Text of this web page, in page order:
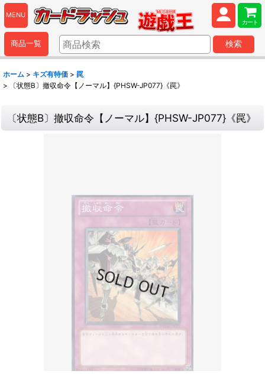
MENU
カート
商品一覧 検索
ホーム > キズ有特価 > 罠
>
〔状態B〕撤収命令【ノーマル】{PHSW-JP077}《罠》
〔状態B〕撤収命令【ノーマル】{PHSW-JP077}《罠》